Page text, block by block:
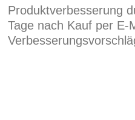
Produktverbesserung
Tage nach Kauf per E-